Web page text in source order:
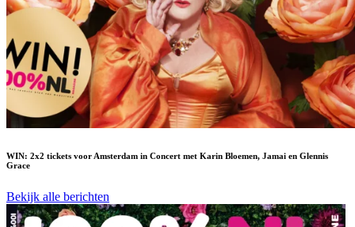
WIN: 2x2 tickets voor Amsterdam in Concert met Karin Bloemen, Jamai en Glennis
Grace
Bekijk alle berichten